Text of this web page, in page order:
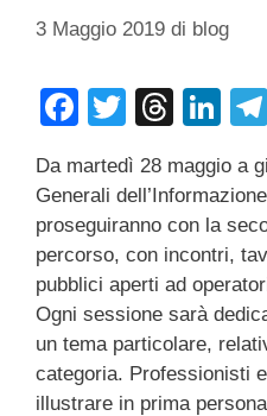
3 Maggio 2019 di blog
F
c
e
b
o
o
k
T
tt
er
T
e
a
d
s
Li
k
e
dI
n
Da martedì 28 maggio a
Generali
proseguiranno con la
percorso, con incontri,
pubblici aperti ad
Ogni sessione sarà
un tema particolare,
categoria. Professionisti
illustrare in prima